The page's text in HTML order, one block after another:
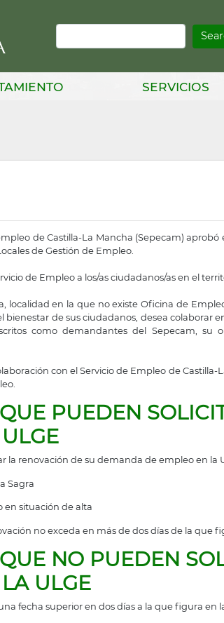
Search
SERVICIOS
de Castilla-La Mancha (Sepecam)
de Gestión de Empleo.
de Empleo a los/as ciudadanos/as en el
localidad en la que no existe Oficina de
de sus ciudadanos, desea colaborar
como demandantes del Sepecam,
con el Servicio de Empleo de
PUEDEN
la renovación de su demanda de empleo en la
Sagra
situación de alta
no exceda en más de dos días de la que
NO PUEDEN
ULGE
fecha superior en dos días a la que figura en